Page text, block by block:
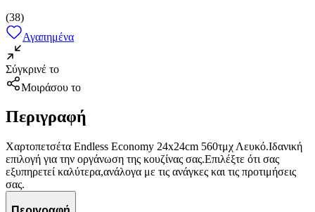
(38)
Αγαπημένα
Σύγκρινέ το
Μοιράσου το
Περιγραφή
Χαρτοπετσέτα Endless Economy 24x24cm 560τμχ Λευκό.Ιδανική
επιλογή για την οργάνωση της κουζίνας σας.Επιλέξτε ότι σας
εξυπηρετεί καλύτερα,ανάλογα με τις ανάγκες και τις προτιμήσεις
σας.